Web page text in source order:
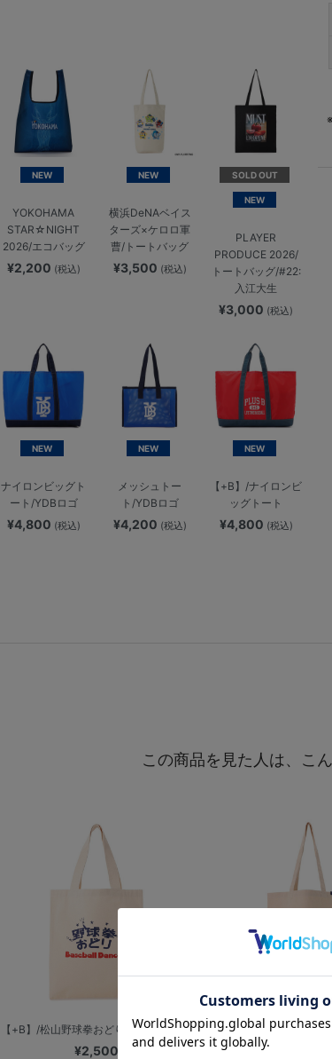
NEW
YOKOHAMA
STAR☆NIGHT
2026/エコバッグ
¥2,200 (税込)
NEW
横浜DeNAベイス
ターズ×ケロロ軍
曹/トートバッグ
¥3,500 (税込)
SOLD OUT
NEW
PLAYER
PRODUCE 2026/
トートバッグ/#22:
入江大生
¥3,000 (税込)
NEW
ナイロンビッグト
ート/YDBロゴ
¥4,800 (税込)
NEW
メッシュトー
ト/YDBロゴ
¥4,200 (税込)
NEW
【+B】/ナイロンビ
ッグトート
¥4,800 (税込)
この商品を見た人は、こ
【+B】/松山野球拳おどり/トートバッグ
¥2,500
【+B】/ラミレス